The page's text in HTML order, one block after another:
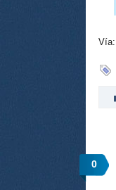
Vía:
0